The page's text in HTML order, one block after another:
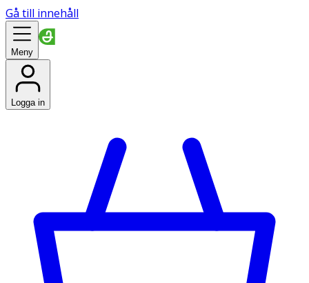
Gå till innehåll
Meny
Logga in